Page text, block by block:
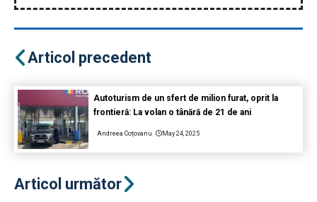
Articol precedent
Autoturism de un sfert de milion furat, oprit la
frontieră: La volan o tânără de 21 de ani
Andreea Coțovanu May 24, 2025
Articol următor